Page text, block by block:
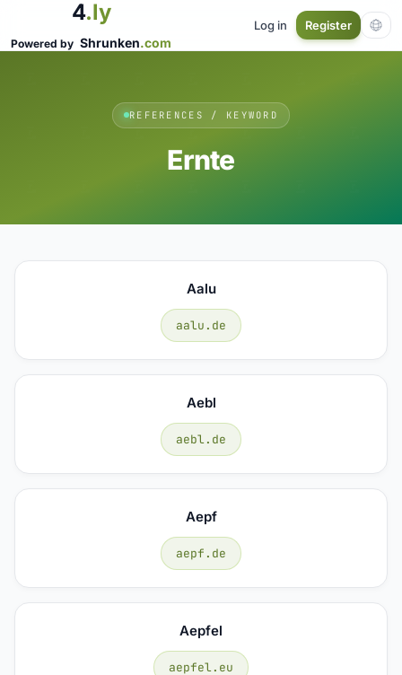
4.ly
Powered by Shrunken.com
Log in Register
REFERENCES / KEYWORD
Ernte
Aalu
aalu.de
Aebl
aebl.de
Aepf
aepf.de
Aepfel
aepfel.eu